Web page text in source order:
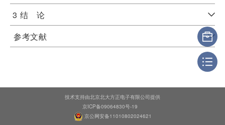
3 结 论
参考文献
技术支持由北京北大方正电子有限公司提供
京ICP备09064830号-19
京公网安备11010802024621